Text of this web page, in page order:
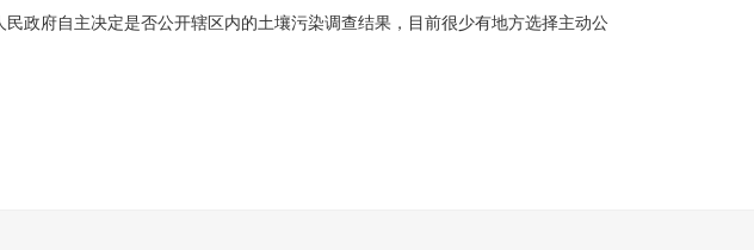
政府自主决定是否公开辖区内的土壤污染调查结果，目前很少有地方选择主动公